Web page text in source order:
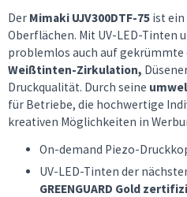
Der Mimaki UJV300DTF-75 ist
Oberflächen. Mit UV-LED-Tinten
problemlos auch auf
Weißtinten-Zirkulation,
Druckqualität. Durch seine
für Betriebe, die hochwertige
kreativen Möglichkeiten in
On-demand Piezo-
UV-LED-Tinten der
GREENGUARD Gold